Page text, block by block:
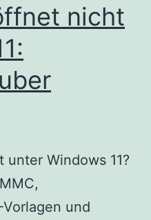
nicht
Windows 11?
und